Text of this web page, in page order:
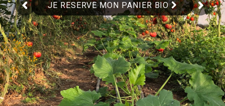
JE RESERVE MON PANIER BIO